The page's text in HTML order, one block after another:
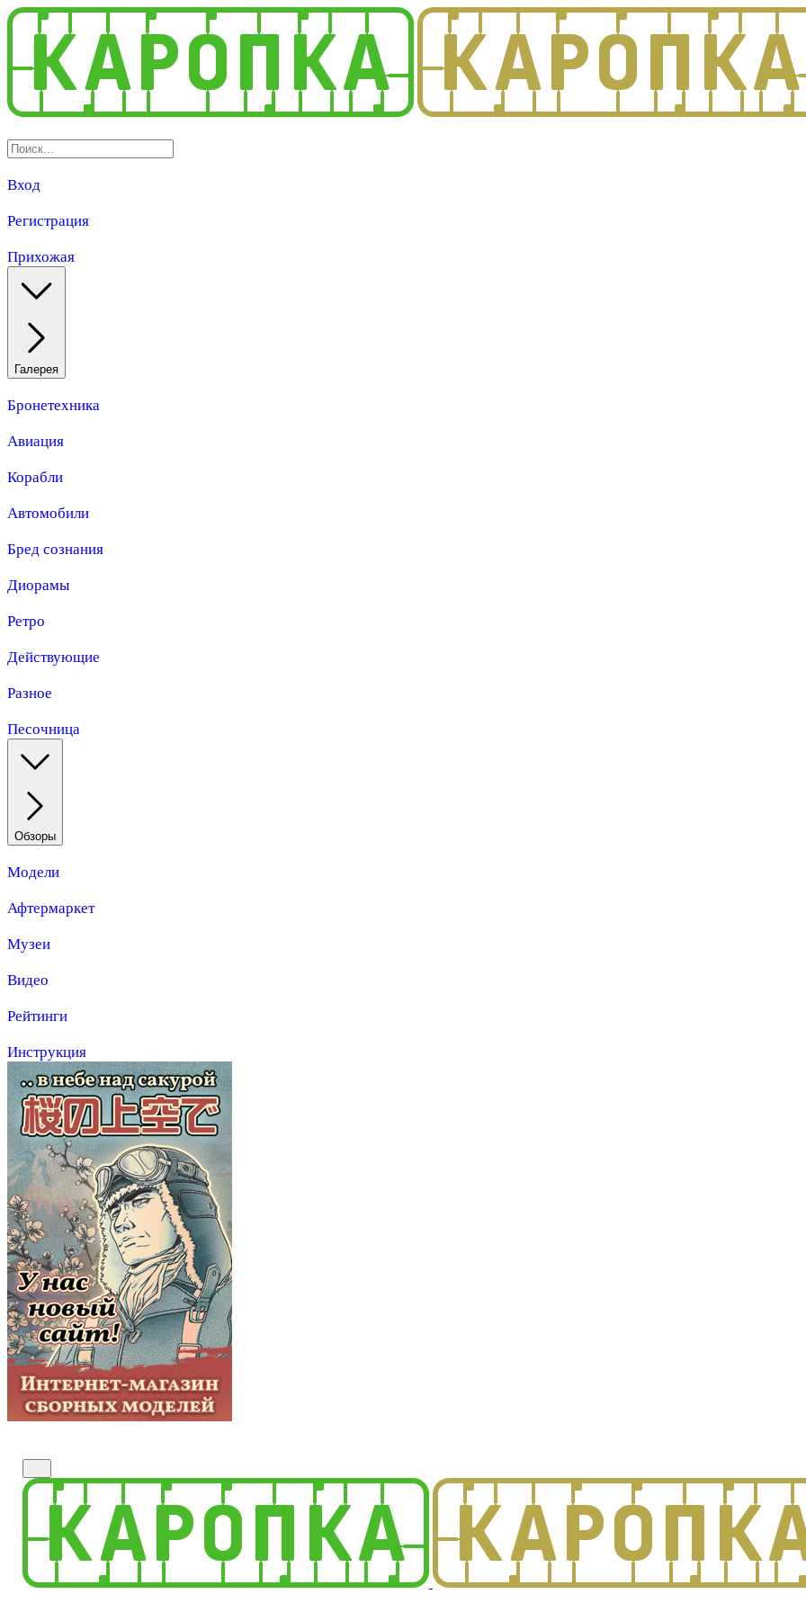
Вход
Регистрация
Прихожая
Галерея
Бронетехника
Авиация
Корабли
Автомобили
Бред сознания
Диорамы
Ретро
Действующие
Разное
Песочница
Обзоры
Модели
Афтермаркет
Музеи
Видео
Рейтинги
Инструкция